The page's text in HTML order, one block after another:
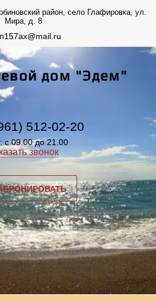
район, село Глафировка, ул.
Мира, д. 8
n157ax@mail.ru
дом "Эдем"
512-02-20
с 09.00 до 21.00
звонок